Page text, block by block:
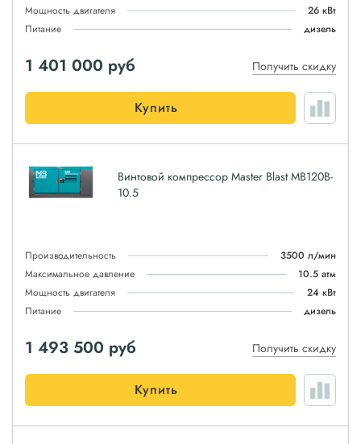
Мощность двигателя
26 кВт
Питание
дизель
1 401 000 руб Получить скидку
Купить
Винтовой компрессор Master Blast MB120B-
10.5
Производительность
3500 л/мин
Максимальное давление
10.5 атм
Мощность двигателя
24 кВт
Питание
дизель
1 493 500 руб Получить скидку
Купить